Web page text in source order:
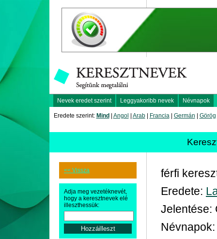
Nevek eredet szerint Leggyakoribb nevek Névnapok
Eredete szerint: Mind Angol Arab| Francia| Germán Görög
<< Vissza
Adja meg vezetéknevét,
hogy a keresztnevek elé
illeszthessük:
férfi
Eredete:
Jelentése:
Névnapok: